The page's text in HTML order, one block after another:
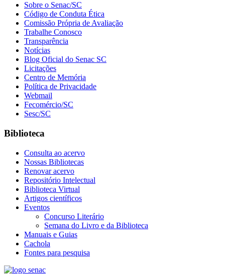
Sobre o Senac/SC
Código de Conduta Ética
Comissão Própria de Avaliação
Trabalhe Conosco
Transparência
Notícias
Blog Oficial do Senac SC
Licitações
Centro de Memória
Política de Privacidade
Webmail
Fecomércio/SC
Sesc/SC
Biblioteca
Consulta ao acervo
Nossas Bibliotecas
Renovar acervo
Repositório Intelectual
Biblioteca Virtual
Artigos científicos
Eventos
Concurso Literário
Semana do Livro e da Biblioteca
Manuais e Guias
Cachola
Fontes para pesquisa